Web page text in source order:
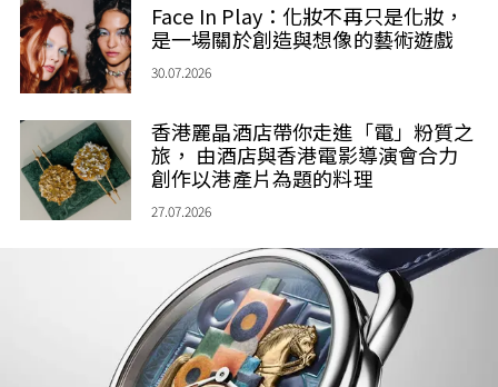
Face In Play：化妝不再只是化妝，
是一場關於創造與想像的藝術遊戲
30.07.2026
香港麗晶酒店帶你走進「電」粉質之
旅， 由酒店與香港電影導演會合力
創作以港產片為題的料理
27.07.2026